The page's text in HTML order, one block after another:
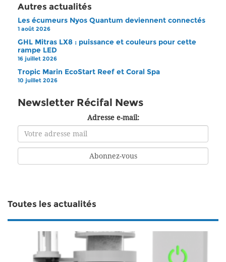
Autres actualités
Les écumeurs Nyos Quantum deviennent connectés
1 août 2026
GHL Mitras LX8 : puissance et couleurs pour cette
rampe LED
16 juillet 2026
Tropic Marin EcoStart Reef et Coral Spa
10 juillet 2026
Newsletter Récifal News
Adresse e-mail:
Toutes les actualités